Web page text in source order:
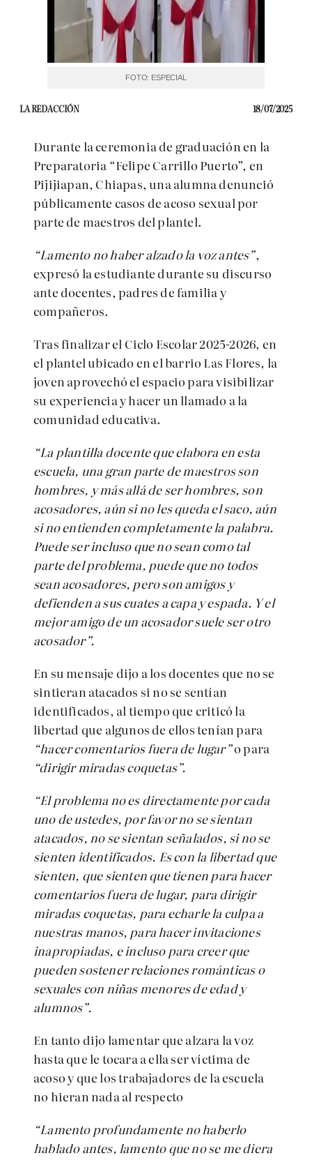
FOTO: ESPECIAL
LA REDACCIÓN 18/07/2025
Durante la ceremonia de graduación en la
Preparatoria “Felipe Carrillo Puerto”, en
Pijijiapan, Chiapas, una alumna denunció
públicamente casos de acoso sexual por
parte de maestros del plantel.
“Lamento no haber alzado la voz antes”,
expresó la estudiante durante su discurso
ante docentes, padres de familia y
compañeros.
Tras finalizar el Ciclo Escolar 2025-2026, en
el plantel ubicado en el barrio Las Flores, la
joven aprovechó el espacio para visibilizar
su experiencia y hacer un llamado a la
comunidad educativa.
“La plantilla docente que elabora en esta
escuela, una gran parte de maestros son
hombres, y más allá de ser hombres, son
acosadores, aún si no les queda el saco, aún
si no entienden completamente la palabra.
Puede ser incluso que no sean como tal
parte del problema, puede que no todos
sean acosadores, pero son amigos y
defienden a sus cuates a capa y espada. Y el
mejor amigo de un acosador suele ser otro
acosador”.
En su mensaje dijo a los docentes que no se
sintieran atacados si no se sentían
identificados, al tiempo que criticó la
libertad que algunos de ellos tenían para
“hacer comentarios fuera de lugar”o para
“dirigir miradas coquetas”.
“El problema no es directamente por cada
uno de ustedes, por favor no se sientan
atacados, no se sientan señalados, si no se
sienten identificados. Es con la libertad que
sienten, que sienten que tienen para hacer
comentarios fuera de lugar, para dirigir
miradas coquetas, para echarle la culpa a
nuestras manos, para hacer invitaciones
inapropiadas, e incluso para creer que
pueden sostener relaciones románticas o
sexuales con niñas menores de edad y
alumnos”.
En tanto dijo lamentar que alzara la voz
hasta que le tocara a ella ser víctima de
acoso y que los trabajadores de la escuela
no hieran nada al respecto
“Lamento profundamente no haberlo
hablado antes, lamento que no se me diera